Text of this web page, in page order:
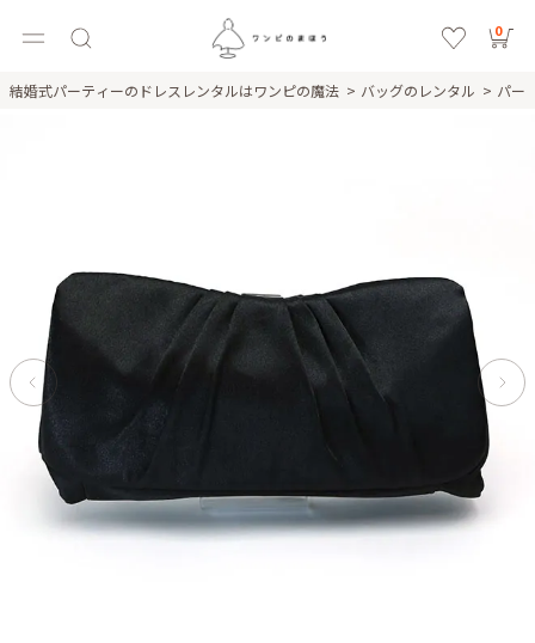
0
結婚式パーティーのドレスレンタルはワンピの魔法 バッグのレンタル パー